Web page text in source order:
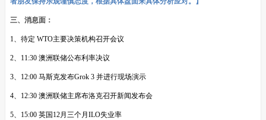
三、消息面：
1、待定 WTO主要决策机构召开会议
2、11:30 澳洲联储公布利率决议
3、12:00 马斯克发布Grok 3 并进行现场演示
4、12:30 澳洲联储主席布洛克召开新闻发布会
5、15:00 英国12月三个月ILO失业率